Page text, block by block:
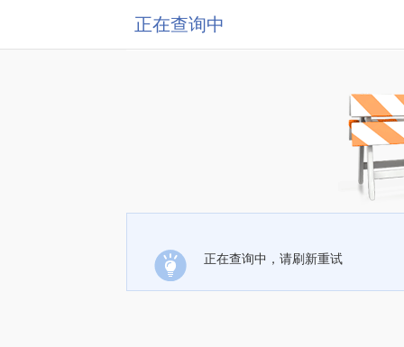
正在查询中
正在查询中，请刷新重试